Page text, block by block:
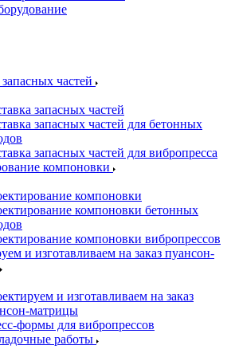
частей
запасных частей
запасных частей для бетонных
запасных частей для вибропресса
компоновки
компоновки
компоновки бетонных
компоновки вибропрессов
и изготавливаем на заказ пуансон-
и изготавливаем на заказ
матрицы
формы для вибропрессов
работы